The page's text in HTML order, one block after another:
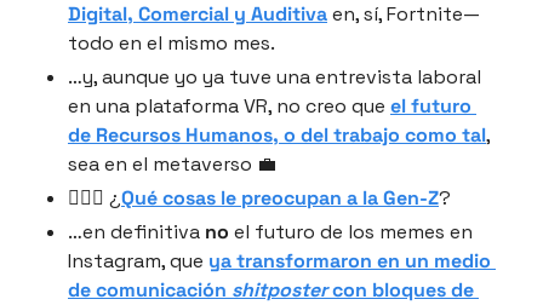
Digital, Comercial y Auditiva en, sí, Fortnite—
todo en el mismo mes.
…y, aunque yo ya tuve una entrevista laboral
en una plataforma VR, no creo que el futuro
de Recursos Humanos, o del trabajo como tal,
sea en el metaverso 💼
🤷🏻‍♂️ ¿Qué cosas le preocupan a la Gen-Z?
…en definitiva no el futuro de los memes en
Instagram, que ya transformaron en un medio
de comunicación shitposter con bloques de